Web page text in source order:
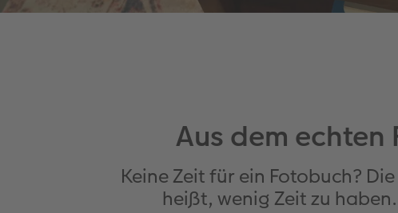
Aus dem
Keine Zeit für ein Fotobuch?
heißt, wenig Zeit zu